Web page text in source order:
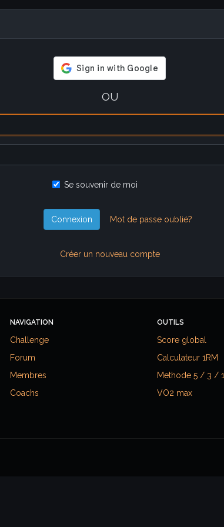
OU
Se souvenir de moi
Connexion Mot de passe oublié?
Créer un nouveau compte
NAVIGATION
Challenge
Forum
Membres
Coachs
OUTILS
Score global
Calculateur 1RM
Methode 5 / 3 / 1
VO2 max